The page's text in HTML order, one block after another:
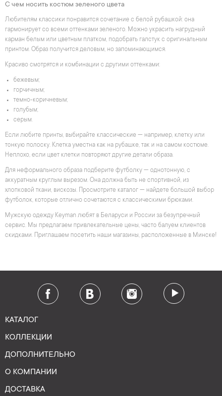
С чем носить костюм зеленого цвета
Любителям классики понравится сочетание с белой рубашкой: она
гармонирует со всеми оттенками зеленого. Можно украсить нагрудный
карман белым или цветным платком, подобрать галстук с оригинальным
принтом. Образ получится деловым, но запоминающимся.
Красиво смотрятся и комбинации с другими оттенками:
бежевым;
горчичным;
темно-коричневым;
голубым;
серым.
Если любите принты, выбирайте классические — например, клетку или
тонкую полоску. Клетка уместна как на рубашке, так и на самом костюме.
Неплохо, если цвет клетки повторяют другие детали образа.
Для неформального образа подберите футболку — однотонную, с
аккуратным круглым вырезом. Она должна быть не спортивной, из
хлопковой ткани, вискозы. Просмотрите каталог — найдете большой выбор
футболок, которые отлично сочетаются с классическими брюками.
Мужскую одежду Keyman любят в Беларуси и России за безупречный
сервис. Мы предлагаем привлекательные цены, часто балуем клиентов
скидками. Приглашаем посетить наши магазины, расположенные в Минске!
КАТАЛОГ
КОЛЛЕКЦИИ
ДОПОЛНИТЕЛЬНО
О КОМПАНИИ
ДОСТАВКА